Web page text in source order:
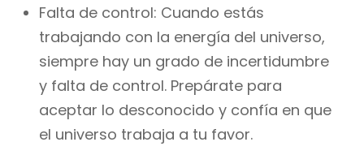
Falta de control: Cuando estás
trabajando con la energía del universo,
siempre hay un grado de incertidumbre
y falta de control. Prepárate para
aceptar lo desconocido y confía en que
el universo trabaja a tu favor.